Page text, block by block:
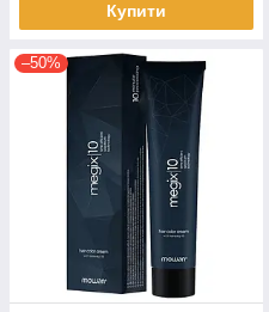
Купити
–50%